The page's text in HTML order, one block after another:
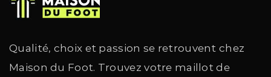
Qualité, choix et passion se retrouvent chez
Maison du Foot. Trouvez votre maillot de